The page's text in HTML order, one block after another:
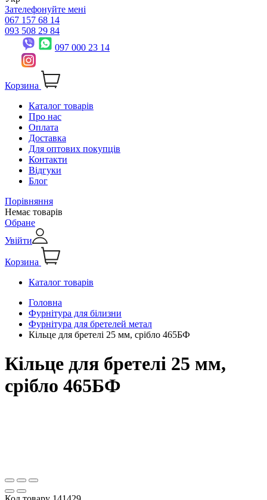
Зателефонуйте мені
067 157 68 14
093 508 29 84
097 000 23 14
Корзина
Каталог товарів
Про нас
Оплата
Доставка
Для оптових покупців
Контакти
Відгуки
Блог
Порівняння
Немає товарів
Обране
Увійти
Корзина
Каталог товарів
Головна
Фурнітура для білизни
Фурнітура для бретелей метал
Кільце для бретелі 25 мм, срібло 465БФ
Кільце для бретелі 25 мм,
срібло 465БФ